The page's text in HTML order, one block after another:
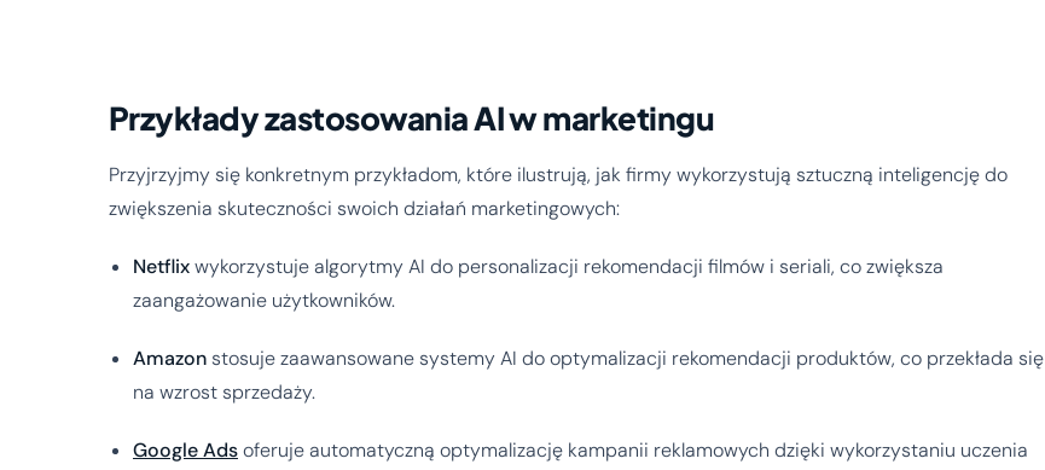
Przykłady zastosowania AI w marketingu
Przyjrzyjmy się konkretnym przykładom, które ilustrują, jak firmy wykorzystują sztuczną inteligencję do
zwiększenia skuteczności swoich działań marketingowych:
Netflixwykorzystuje algorytmy AI do personalizacji rekomendacji filmów i seriali, co zwiększa
zaangażowanie użytkowników.
Amazonstosuje zaawansowane systemy AI do optymalizacji rekomendacji produktów, co przekłada się
na wzrost sprzedaży.
Google Adsoferuje automatyczną optymalizację kampanii reklamowych dzięki wykorzystaniu uczenia